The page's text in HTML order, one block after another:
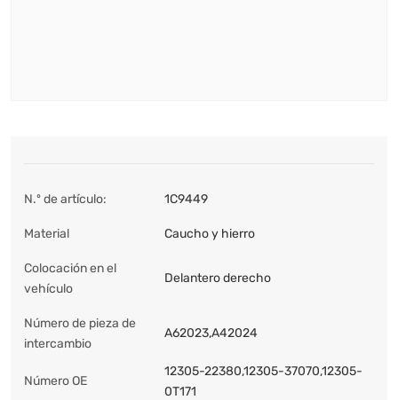
N.º de artículo: 1C9449
Material Caucho y hierro
Colocación en el
vehículo
Delantero derecho
Número de pieza de
intercambio
A62023,A42024
Número OE
12305-22380,12305-37070,12305-
0T171